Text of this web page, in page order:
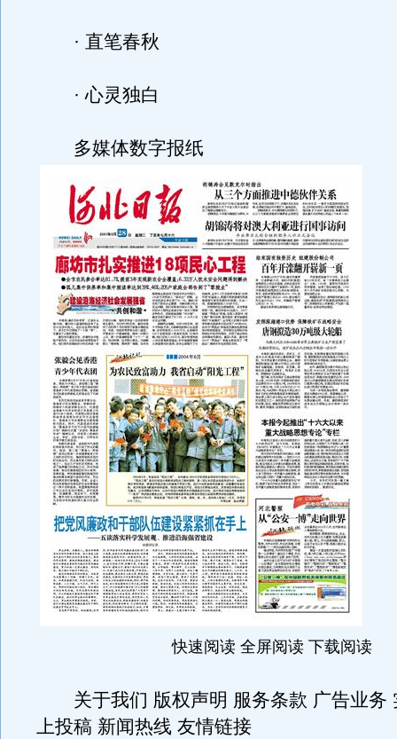
· 直笔春秋
· 心灵独白
多媒体数字报纸
快速阅读 全屏阅读 下载阅读
关于我们 版权声明 服务条款 广告业务
上投稿 新闻热线 友情链接